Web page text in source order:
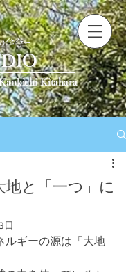
Kitahara
学舎ー
と「一つ」に
日
ルギーの源は「大地